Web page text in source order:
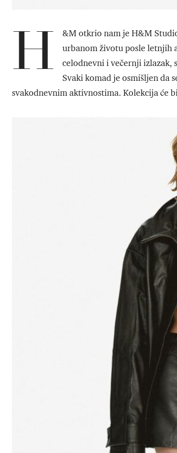
H
&M otkrio nam je H&M
urbanom životu posle letnjih
celodnevni i večernji izlazak,
Svaki komad je osmišljen da
svakodnevnim aktivnostima. Kolekcija će